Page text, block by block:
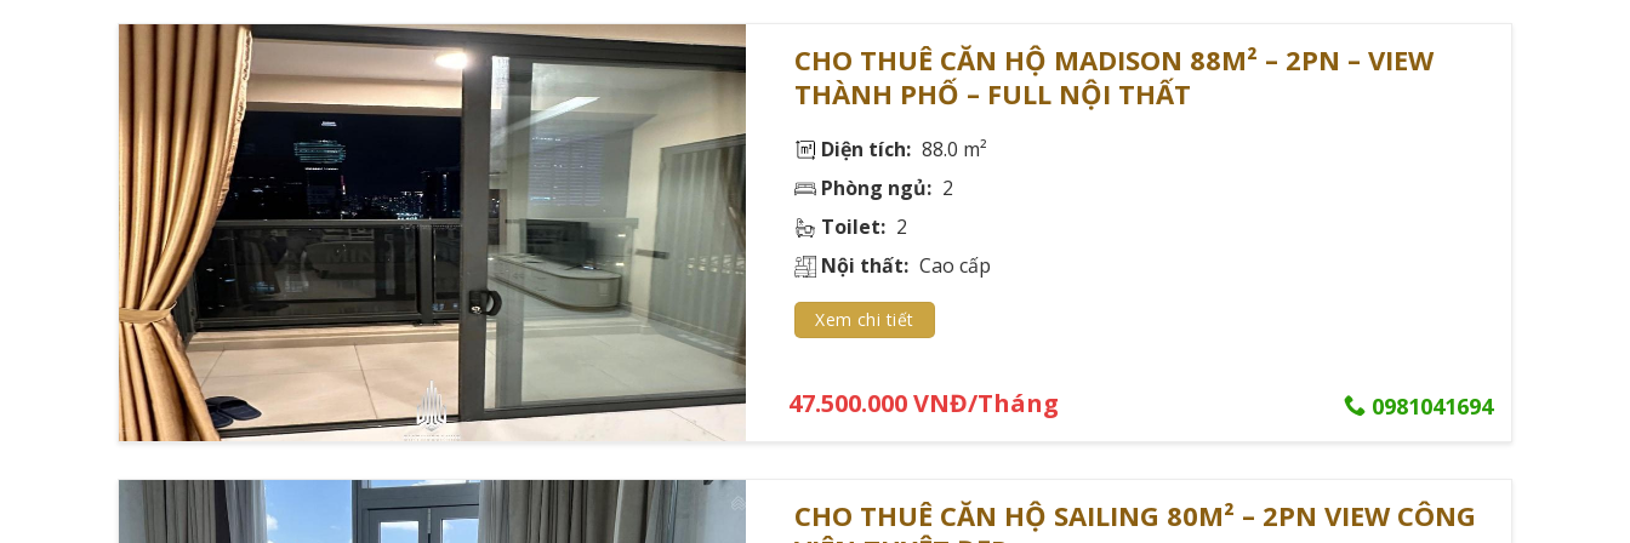
Cho thuê căn hộ The Marq
28 - 110 Triệu/ Tháng
Cho thuê căn hộ Vinhomes Golden River
16 - 80 Triệu/ Tháng 46 - 160 1 - 4
Phương thức thanh toán và quy trình đặt cọc 📝
The Marq Quận 1:
🔹 Studio (50m²):
Giá thuê: 35-45tr/tháng
Đặt cọc: 2 tháng
Phí quản lý: 15.000đ/m²
Thanh toán: 3 tháng/lần
Phí môi giới: 1 tháng
🔹 2PN (90m²):
Giá thuê: 55-75tr/tháng
CHO THUÊ CĂN HỘ MADISON 88M² – 2PN – VIEW
THÀNH PHỐ – FULL NỘI THẤT
47.500.000 VNĐ/Tháng
Diện tích: 88.0 m²
Phòng ngủ: 2
Toilet: 2
Nội thất: Cao cấp
0981041694
Xem chi tiết
CHO THUÊ CĂN HỘ SAILING 80M² – 2PN VIEW CÔNG